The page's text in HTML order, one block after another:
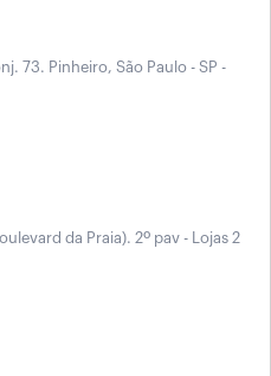
73. Pinheiro, São Paulo - SP -
da Praia). 2º pav - Lojas 2